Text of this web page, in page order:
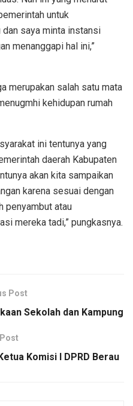
untuk
dan saya minta instansi
menanggapi hal ini,”
merupakan salah satu mata
kehidupan rumah
ini tentunya yang
daerah Kabupaten
akan kita sampaikan
karena sesuai dengan
penyambut atau
mereka tadi,” pungkasnya.
Post
Sekolah dan Kampung
Komisi I DPRD Berau